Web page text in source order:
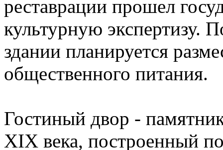
реставрации прошел
культурную экспертизу.
здании планируется
общественного питания.
Гостиный двор -
XIX века, построенный